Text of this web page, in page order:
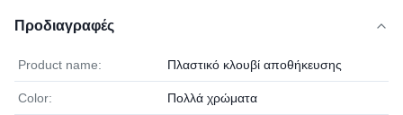
Προδιαγραφές
Product name: Πλαστικό κλουβί αποθήκευσης
Color: Πολλά χρώματα